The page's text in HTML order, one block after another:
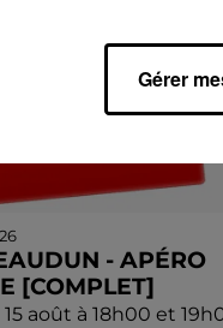
- APÉRO
[COMPLET]
août à 18h00 et
Gérer